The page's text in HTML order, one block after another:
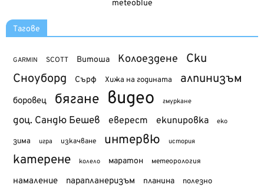
meteoblue
Тагове
GARMIN SCOTT Витоша Колоездене Ски
Сноуборд Сърф Хижа на годината алпинизъм
боровец бягане видео гмуркане
доц. Сандю Бешев еверест екипировка еко
зима игра изкачване интервю история
катерене колело маратон метеорология
намаление парапланеризъм планина полезно